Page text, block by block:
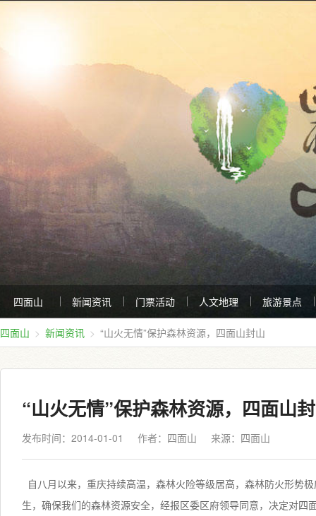
四面山 新闻资讯 门票活动 人文地理 旅游景点
四面山 新闻资讯 “山火无情”保护森林资源，四面山封山
“山火无情”保护森林资源，四面山
发布时间：2014-01-01 作者：四面山 来源： 四面山
自八月以来，重庆持续高温，森林火险等级居高，森林防火形势
生，确保我们的森林资源安全，经报区委区府领导同意，决定对四